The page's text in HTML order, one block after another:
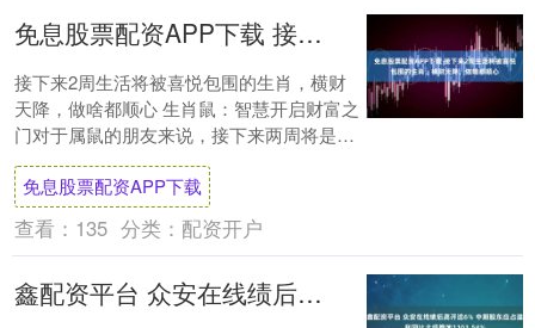
免息股票配资APP下载 接下来2周生活将被喜悦包围的生肖，横财天降，做啥都顺心
接下来2周生活将被喜悦包围的生肖，横财
天降，做啥都顺心 生肖鼠：智慧开启财富之
门对于属鼠的朋友来说，接下来两周将是展
现个人才华、抓住机会的好时机。这段时间
里，你....
免息股票配资APP下载
查看： 135 分类： 配资开户
鑫配资平台 众安在线绩后高开逾6% 中期股东应占溢利同比大幅增加1103.54%